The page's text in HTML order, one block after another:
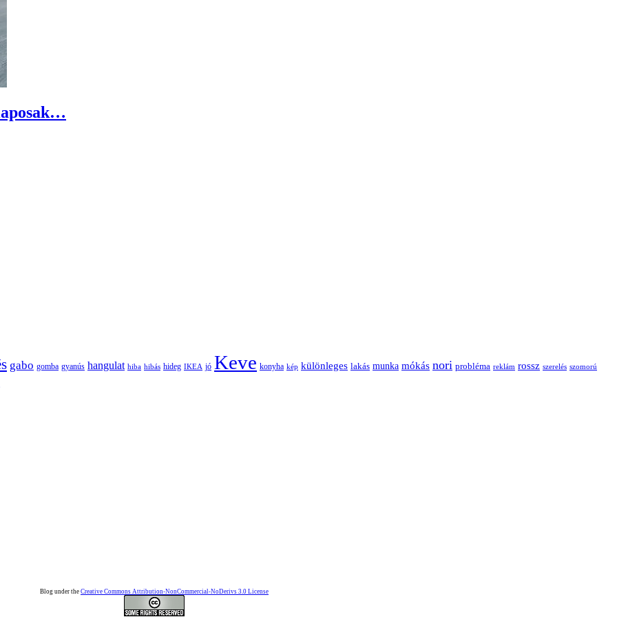
gabo gomba gyanús hangulat hiba hibás hideg IKEA jó Keve konyha kép különleges lakás munka mókás nori probléma reklám rossz szerelés szomorú
Blog under the Creative Commons Attribution-NonCommercial-NoDerivs 3.0 License